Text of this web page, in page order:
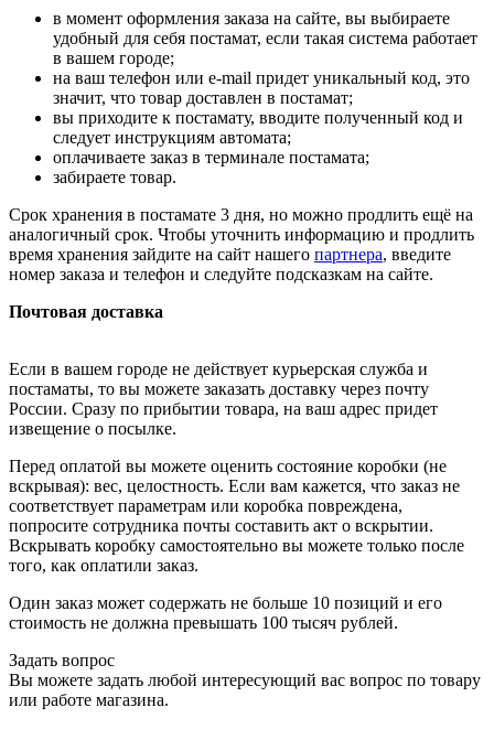
в момент оформления заказа на сайте, вы выбираете
удобный для себя постамат, если такая система работает
в вашем городе;
на ваш телефон или e-mail придет уникальный код, это
значит, что товар доставлен в постамат;
вы приходите к постамату, вводите полученный код и
следует инструкциям автомата;
оплачиваете заказ в терминале постамата;
забираете товар.
Срок хранения в постамате 3 дня, но можно продлить ещё на
аналогичный срок. Чтобы уточнить информацию и продлить
время хранения зайдите на сайт нашего партнера, введите
номер заказа и телефон и следуйте подсказкам на сайте.
Почтовая доставка
Если в вашем городе не действует курьерская служба и
постаматы, то вы можете заказать доставку через почту
России. Сразу по прибытии товара, на ваш адрес придет
извещение о посылке.
Перед оплатой вы можете оценить состояние коробки (не
вскрывая): вес, целостность. Если вам кажется, что заказ не
соответствует параметрам или коробка повреждена,
попросите сотрудника почты составить акт о вскрытии.
Вскрывать коробку самостоятельно вы можете только после
того, как оплатили заказ.
Один заказ может содержать не больше 10 позиций и его
стоимость не должна превышать 100 тысяч рублей.
Задать вопрос
Вы можете задать любой интересующий вас вопрос по товару
или работе магазина.